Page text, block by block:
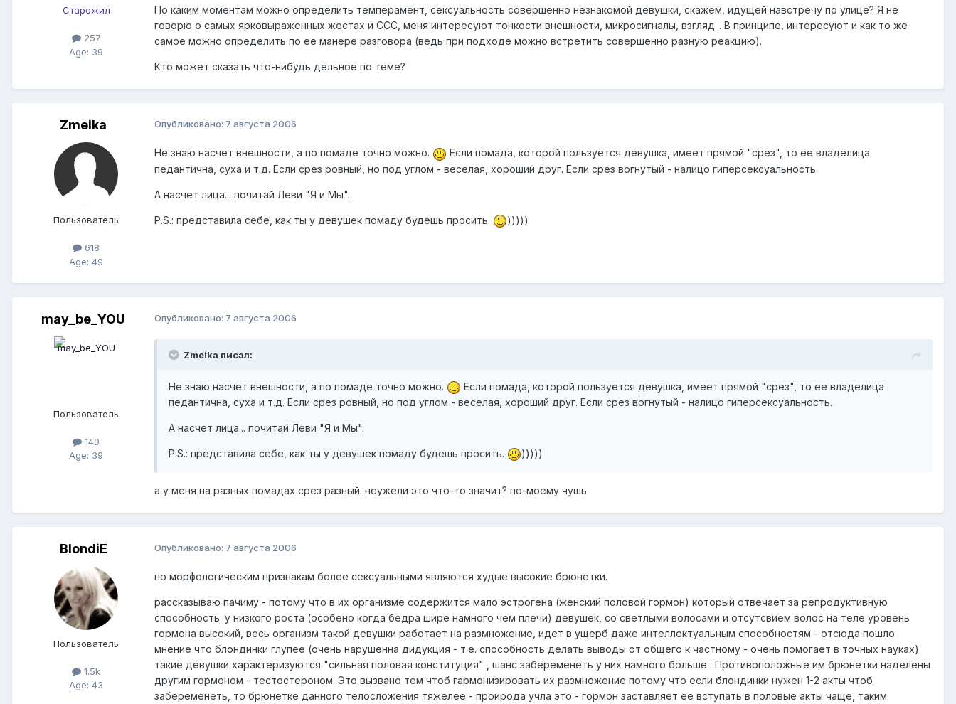
Старожил
257
Age: 39
По каким моментам можно определить темперамент, сексуальность совершенно незнакомой девушки, скажем, идущей навстречу по улице? Я не
говорю о самых ярковыраженных жестах и ССС, меня интересуют тонкости внешности, микросигналы, взгляд... В принципе, интересуют и как то же
самое можно определить по ее манере разговора (ведь при подходе можно встретить совершенно разную реакцию).
Кто может сказать что-нибудь дельное по теме?
Zmeika
Пользователь
618
Age: 49
Опубликовано: 7 августа 2006
Не знаю насчет внешности, а по помаде точно можно.
Если помада, которой пользуется девушка, имеет прямой "срез", то ее владелица
педантична, суха и т.д. Если срез ровный, но под углом - веселая, хороший друг. Если срез вогнутый - налицо гиперсексуальность.
А насчет лица... почитай Леви "Я и Мы".
P.S.: представила себе, как ты у девушек помаду будешь просить. )))))
may_be_YOU
Пользователь
140
Age: 39
Опубликовано: 7 августа 2006
Zmeika писал:
Не знаю насчет внешности, а по помаде точно можно.
Если помада, которой пользуется девушка, имеет прямой "срез", то ее владелица
педантична, суха и т.д. Если срез ровный, но под углом - веселая, хороший друг. Если срез вогнутый - налицо гиперсексуальность.
А насчет лица... почитай Леви "Я и Мы".
P.S.: представила себе, как ты у девушек помаду будешь просить. )))))
а у меня на разных помадах срез разный. неужели это что-то значит? по-моему чушь
BlondiE
Пользователь
1.5k
Age: 43
Опубликовано: 7 августа 2006
по морфологическим признакам более сексуальными являются худые высокие брюнетки.
рассказываю пачиму - потому что в их организме содержится мало эстрогена (женский половой гормон) который отвечает за репродуктивную
способность. у низкого роста (особено когда бедра шире намного чем плечи) девушек, со светлыми волосами и отсутсвием волос на теле уровень
гормона высокий, весь организм такой девушки работает на размножение, идет в ущерб даже интеллектуальным способностям - отсюда пошло
мнение что блондинки глупее (очень нарушенна дидукция - т.е. способность делать выводы от общего к частному - очень помогает в точных науках)
такие девушки характеризуются "сильная половая конституция" , шанс забеременеть у них намного больше . Противоположные им брюнетки наделены
другим гормоном - тестостероном. Это вызвано тем чтоб гармонизировать их размножение потому что если блондинки нужен 1-2 акты чтоб
забеременеть, то брюнетке данного телосложения тяжелее - проирода учла это - гормон заставляет ее вступать в половые акты чаще, таким